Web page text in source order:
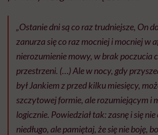
„Ostanie dni są co raz trudniejsze, On
zanurza się co raz mocniej i mocniej w
nierozumienie mowy, w brak poczucia
przestrzeni. (…) Ale w nocy, gdy
był Jankiem z przed kilku miesięcy,
szczytowej formie, ale rozumiejącym i
logicznie. Powiedział tak: zasnę i się
niedługo, ale pamiętaj, że się nie boję,